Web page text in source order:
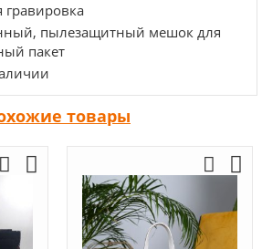
гравировка
пылезащитный мешок для
пакет
товары